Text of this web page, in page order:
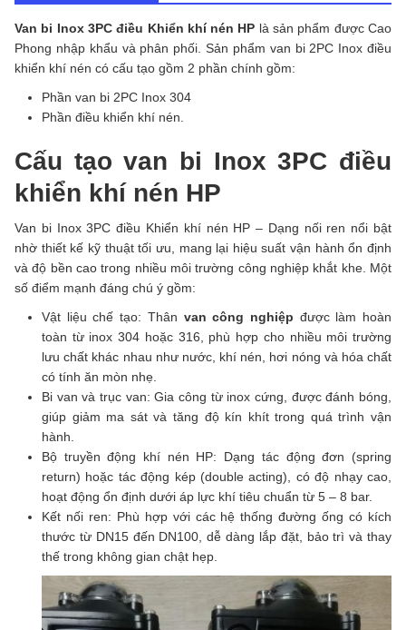
Dạng
Nối
Ren
lượng
Van bi Inox 3PC điều Khiển khí nén HP là sản phẩm được Cao
Phong nhập khẩu và phân phối. Sản phẩm van bi 2PC Inox điều
khiển khí nén có cấu tạo gồm 2 phần chính gồm:
Phần van bi 2PC Inox 304
Phần điều khiển khí nén.
Cấu tạo van bi Inox 3PC điều
khiển khí nén HP
Van bi Inox 3PC điều Khiển khí nén HP – Dạng nối ren nổi bật
nhờ thiết kế kỹ thuật tối ưu, mang lại hiệu suất vận hành ổn định
và độ bền cao trong nhiều môi trường công nghiệp khắt khe. Một
số điểm mạnh đáng chú ý gồm:
Vật liệu chế tạo: Thân van công nghiệp được làm hoàn
toàn từ inox 304 hoặc 316, phù hợp cho nhiều môi trường
lưu chất khác nhau như nước, khí nén, hơi nóng và hóa chất
có tính ăn mòn nhẹ.
Bi van và trục van: Gia công từ inox cứng, được đánh bóng,
giúp giảm ma sát và tăng độ kín khít trong quá trình vận
hành.
Bộ truyền động khí nén HP: Dạng tác động đơn (spring
return) hoặc tác động kép (double acting), có độ nhạy cao,
hoạt động ổn định dưới áp lực khí tiêu chuẩn từ 5 – 8 bar.
Kết nối ren: Phù hợp với các hệ thống đường ống có kích
thước từ DN15 đến DN100, dễ dàng lắp đặt, bảo trì và thay
thế trong không gian chật hẹp.